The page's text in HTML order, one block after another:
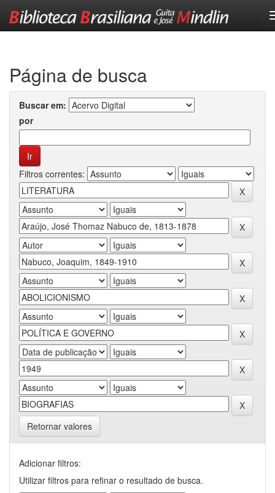
Página de busca
Buscar em:
por
Filtros correntes:
Retornar valores
Adicionar filtros:
Utilizar filtros para refinar o resultado de busca.